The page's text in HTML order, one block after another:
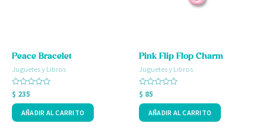
Peace Bracelet
Juguetes y Libros
Valorado
con
0
5
$ 235
AÑADIR AL CARRITO
Pink Flip Flop Charm
Juguetes y Libros
Valorado
con
0
5
$ 85
AÑADIR AL CARRITO